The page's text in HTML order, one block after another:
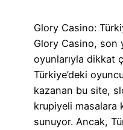
Glory Casino:
Glory Casino, son
oyunlarıyla dikkat
Türkiye’deki
kazanan bu site,
krupiyeli masalara
sunuyor. Ancak,